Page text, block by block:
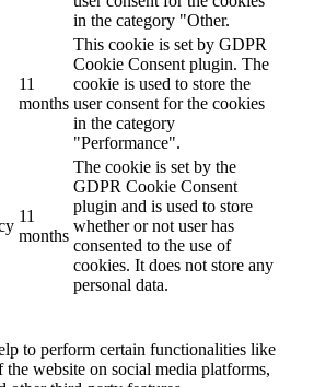
in the category "Other.
11
months
This cookie is set by GDPR
Cookie Consent plugin. The
cookie is used to store the
user consent for the cookies
in the category
"Performance".
11
months
The cookie is set by the
GDPR Cookie Consent
plugin and is used to store
whether or not user has
consented to the use of
cookies. It does not store any
personal data.
to perform certain functionalities like
the website on social media platforms,